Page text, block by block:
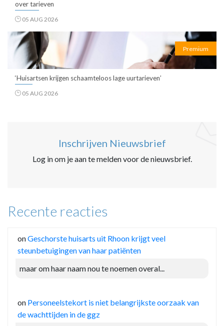
over tarieven
05 AUG 2026
Premium
‘Huisartsen krijgen schaamteloos lage uurtarieven’
05 AUG 2026
Inschrijven Nieuwsbrief
Log in om je aan te melden voor de nieuwsbrief.
Recente reacties
onGeschorste huisarts uit Rhoon krijgt veel
steunbetuigingen van haar patiënten
maar om haar naam nou te noemen overal...
on Personeelstekort is niet belangrijkste oorzaak van
de wachttijden in de ggz